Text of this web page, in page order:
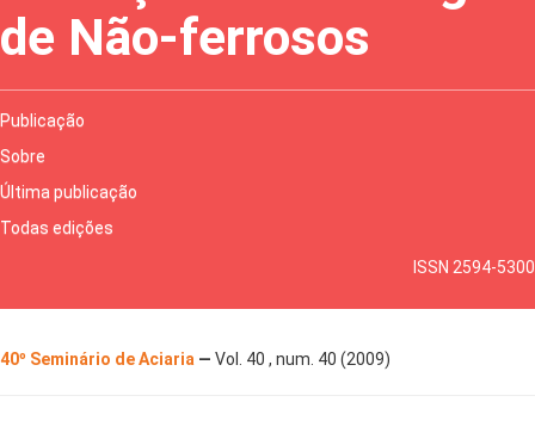
de Não-ferrosos
Publicação
Sobre
Última publicação
Todas edições
ISSN 2594-5300
40º Seminário de Aciaria — Vol. 40 , num. 40 (2009)